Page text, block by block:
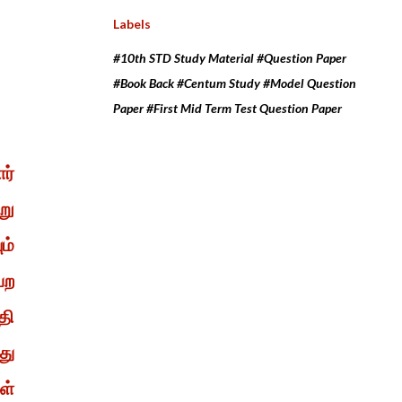
Labels
#10th STD Study Material #Question Paper
#Book Back #Centum Study #Model Question
Paper #First Mid Term Test Question Paper